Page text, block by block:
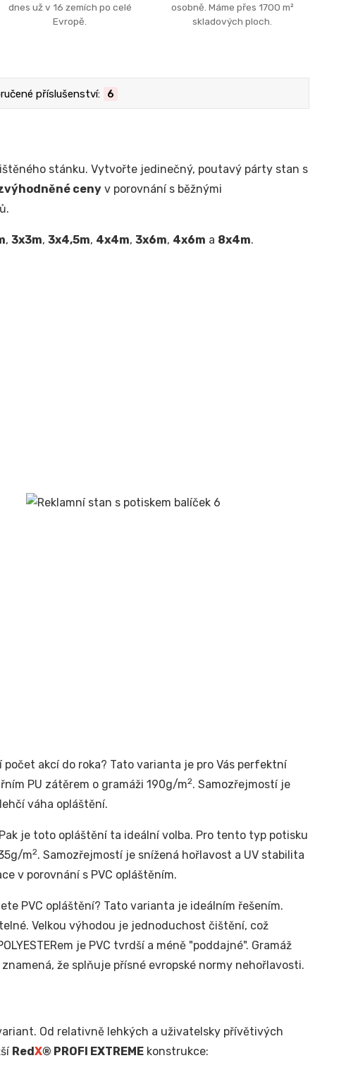
dnes už v 16 zemích po celé
Evropě.
osobně. Máme přes 1700 m²
skladových ploch.
příslušenství: 6
stánku. Vytvořte jedinečný, poutavý párty stan s
cenyv porovnání s běžnými
, 3x3m, 3x4,5m, 4x4m, 3x6m, 4x6m a 8x4m.
akcí do roka? Tato varianta je pro Vás perfektní
PU zátěrem o gramáži 190g/m2. Samozřejmostí je
váha opláštění.
je toto opláštění ta ideální volba. Pro tento typ potisku
m2. Samozřejmostí je snížená hořlavost a UV stabilita
v porovnání s PVC opláštěním.
PVC opláštění? Tato varianta je ideálním řešením.
Velkou výhodou je jednoduchost čištění, což
je PVC tvrdší a méně "poddajné". Gramáž
že splňuje přísné evropské normy nehořlavosti.
Od relativně lehkých a uživatelsky přívětivých
RedX® PROFI EXTREMEkonstrukce: